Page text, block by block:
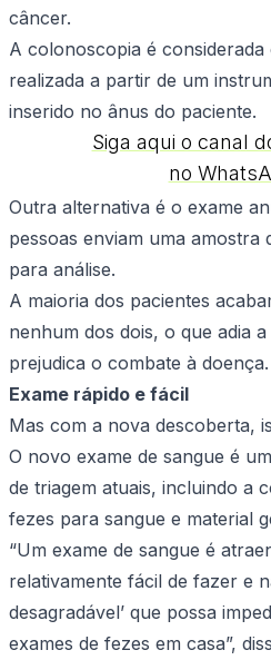
câncer.
A colonoscopia é
realizada a partir de um
inserido no ânus do paciente.
Siga aqui o canal
no
Outra alternativa é o exame
pessoas enviam uma
para análise.
A maioria dos pacientes
nenhum dos dois, o que adia
prejudica o combate à doença.
Exame rápido e fácil
Mas com a nova descoberta,
O novo exame de sangue é
de triagem atuais, incluindo a
fezes para sangue e material
“Um exame de sangue é
relativamente fácil de fazer e
desagradável’ que possa
exames de fezes em casa”,